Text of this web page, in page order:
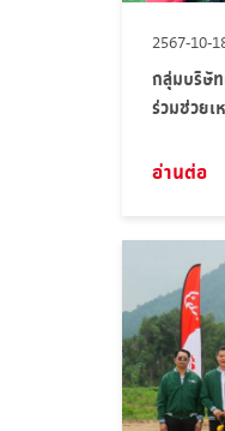
2567-10-
กลุ่มบริษั
ร่วมช่วยเ
อ่านต่อ